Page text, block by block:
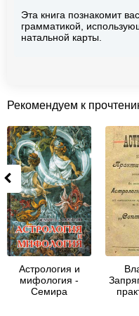
Эта книга познакомит
грамматикой,
натальной карты.
Рекомендуем к
Астрология и
мифология -
Семира